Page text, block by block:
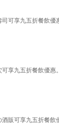
可享九五折餐飲優
享九五折餐飲優惠。
販可享九五折餐飲